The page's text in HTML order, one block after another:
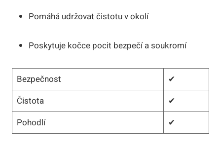
Pomáhá udržovat čistotu v okolí
Poskytuje kočce pocit bezpečí a soukromí
Bezpečnost
✔
Čistota
✔
Pohodlí
✔